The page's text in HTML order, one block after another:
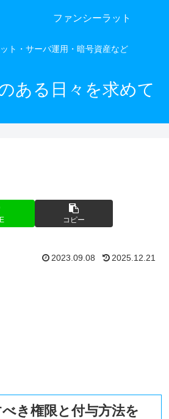
ト・サーバ運用・暗号資産など
ある日々を求めて
ファンシーラット
コピー
2023.09.08 2025.12.21
き権限と付与方法を